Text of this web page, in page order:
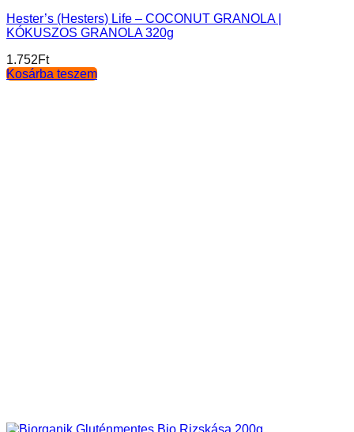
Hester’s (Hesters) Life – COCONUT GRANOLA |
KÓKUSZOS GRANOLA 320g
1.752Ft
Kosárba teszem